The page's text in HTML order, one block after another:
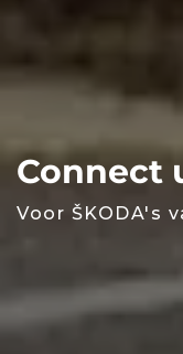
Connect
Voor ŠKODA's